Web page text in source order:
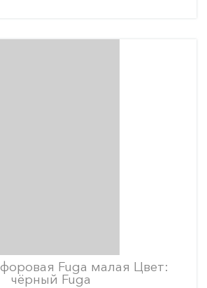
Fuga малая Цвет:
чёрный Fuga